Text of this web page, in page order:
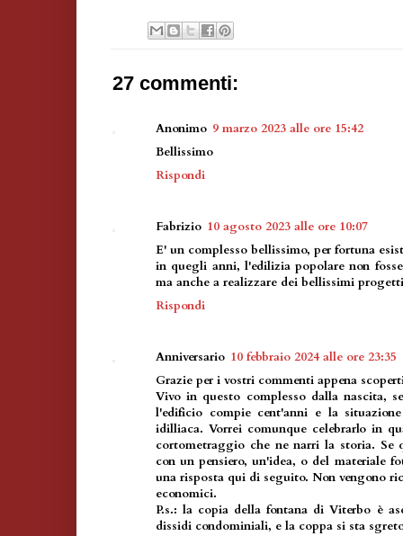
27 commenti:
Anonimo 9 marzo 2023 alle ore 15:42
Bellissimo
Rispondi
Fabrizio 10 agosto 2023 alle ore 10:07
E' un complesso bellissimo, per fortuna
in quegli anni, l'edilizia popolare non
ma anche a realizzare dei bellissimi progetti
Rispondi
Anniversario 10 febbraio 2024 alle ore 23:35
Grazie per i vostri commenti appena
Vivo in questo complesso dalla nascita,
l'edificio compie cent'anni e la
idilliaca. Vorrei comunque celebrarlo in
cortometraggio che ne narri la storia. Se
con un pensiero, un'idea, o del materiale
una risposta qui di seguito. Non vengono
economici.
P.s.: la copia della fontana di Viterbo è
dissidi condominiali, e la coppa si sta